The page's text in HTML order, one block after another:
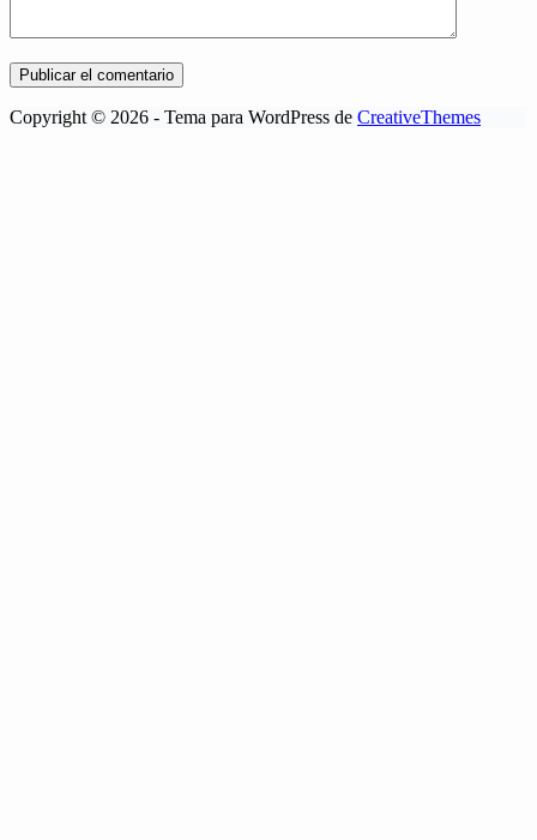
Publicar el comentario
Copyright © 2026 - Tema para WordPress de CreativeThemes